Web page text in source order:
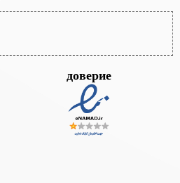
доверие